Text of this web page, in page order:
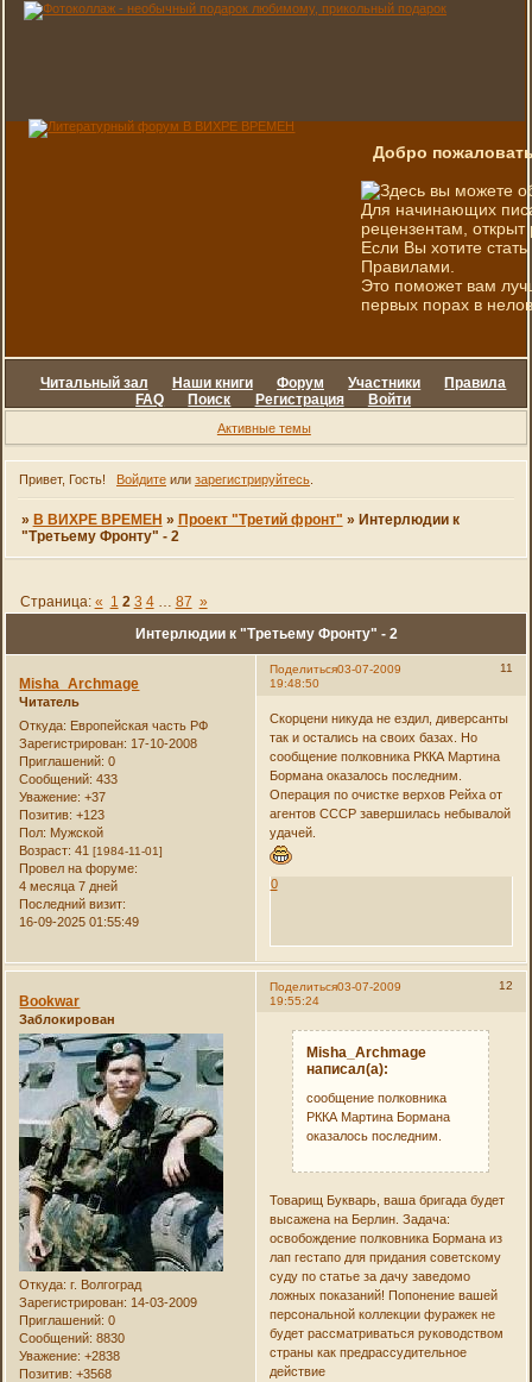
Добро
Здесь вы можете
Для начинающих
рецензентам, открыт
Если Вы хотите
Правилами.
Это поможет вам
первых порах в
Читальный зал Наши книги Форум Участники
Правила
FAQ
Поиск Регистрация Войти
Активные темы
Привет, Гость! Войдитеили зарегистрируйтесь.
» В ВИХРЕ ВРЕМЕН » Проект "Третий фронт" » Интерлюдии к
"Третьему Фронту" - 2
Интерлюдии к "Третьему Фронту" - 2
Страница: « 1 2 3 4 … 87 »
Поделиться 11
03-07-2009
19:48:50
Misha_Archmage
Читатель
Откуда: Европейская часть РФ
Зарегистрирован: 17-10-2008
Приглашений: 0
Сообщений: 433
Уважение: +37
Позитив: +123
Пол: Мужской
Возраст: 41[1984-11-01]
Провел на форуме:
4 месяца 7 дней
Последний визит:
16-09-2025 01:55:49
Скорцени никуда не ездил, диверсанты
так и остались на своих базах. Но
сообщение полковника РККА Мартина
Бормана оказалось последним.
Операция по очистке верхов Рейха от
агентов СССР завершилась небывалой
удачей.
0
Поделиться 12
03-07-2009
19:55:24
Bookwar
Заблокирован
Откуда: г. Волгоград
Зарегистрирован: 14-03-2009
Приглашений: 0
Сообщений: 8830
Уважение: +2838
Позитив: +3568
Misha_Archmage
написал(а):
сообщение полковника
РККА Мартина Бормана
оказалось последним.
Товарищ Букварь, ваша бригада будет
высажена на Берлин. Задача:
освобождение полковника Бормана из
лап гестапо для придания советскому
суду по статье за дачу заведомо
ложных показаний! Попонение вашей
персональной коллекции фуражек не
будет рассматриваться руководством
страны как предрассудительное
действие